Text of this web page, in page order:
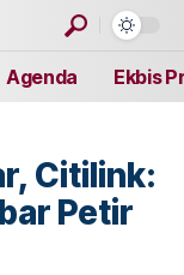
Agenda Ekbis
Citilink:
Petir